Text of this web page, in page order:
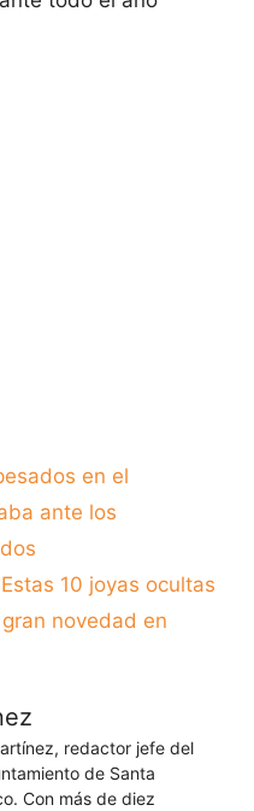
​​en el
ante los
10 joyas ocultas
novedad en
redactor jefe del
de Santa
Con más de diez